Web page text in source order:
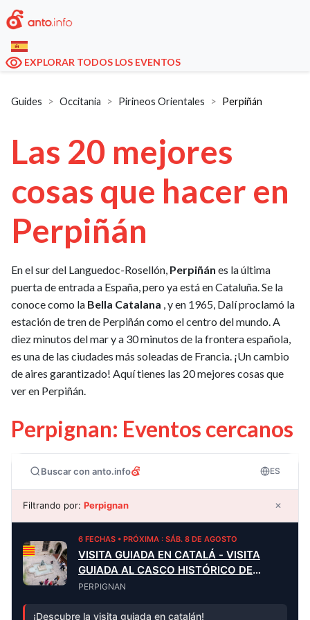
EXPLORAR TODOS LOS EVENTOS
Guides Occitania Pirineos Orientales Perpiñán
Las 20 mejores
cosas que hacer en
Perpiñán
En el sur del Languedoc-Rosellón, Perpiñán es la última
puerta de entrada a España, pero ya está en Cataluña. Se la
conoce como la Bella Catalana , y en 1965, Dalí proclamó la
estación de tren de Perpiñán como el centro del mundo. A
diez minutos del mar y a 30 minutos de la frontera española,
es una de las ciudades más soleadas de Francia. ¡Un cambio
de aires garantizado! Aquí tienes las 20 mejores cosas que
ver en Perpiñán.
Perpignan: Eventos cercanos
Buscar con anto.info ES
Filtrando por: Perpignan ✕
6 FECHAS • PRÓXIMA : SÁB. 8 DE AGOSTO
VISITA GUIADA EN CATALÁ - VISITA
GUIADA AL CASCO HISTÓRICO DE
PERPIÑÁ
PERPIGNAN
¡Descubre la visita guiada en catalán!